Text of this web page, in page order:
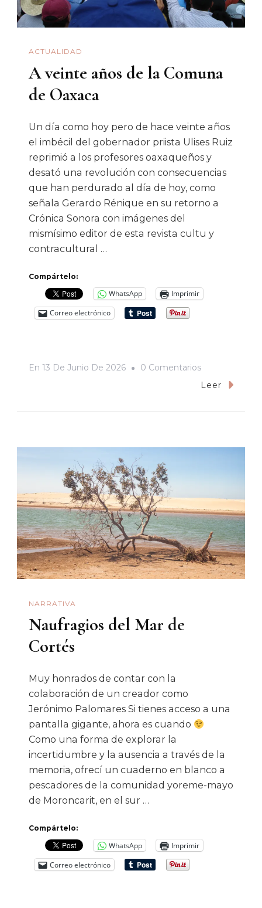
ACTUALIDAD
A veinte años de la Comuna
de Oaxaca
Un día como hoy pero de hace veinte años
el imbécil del gobernador priista Ulises Ruiz
reprimió a los profesores oaxaqueños y
desató una revolución con consecuencias
que han perdurado al día de hoy, como
señala Gerardo Rénique en su retorno a
Crónica Sonora con imágenes del
mismísimo editor de esta revista cultu y
contracultural …
Compártelo:
WhatsApp
Imprimir
Correo electrónico
En 13 De Junio De 2026 0 ComentariosEn
A
Oaxaca
Leer
NARRATIVA
Naufragios del Mar de
Cortés
Muy honrados de contar con la
colaboración de un creador como
Jerónimo Palomares Si tienes acceso a una
pantalla gigante, ahora es cuando
Como una forma de explorar la
incertidumbre y la ausencia a través de la
memoria, ofrecí un cuaderno en blanco a
pescadores de la comunidad yoreme-mayo
de Moroncarit, en el sur …
Compártelo:
WhatsApp
Imprimir
Correo electrónico